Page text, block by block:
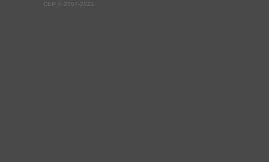
CEP 2007-2021